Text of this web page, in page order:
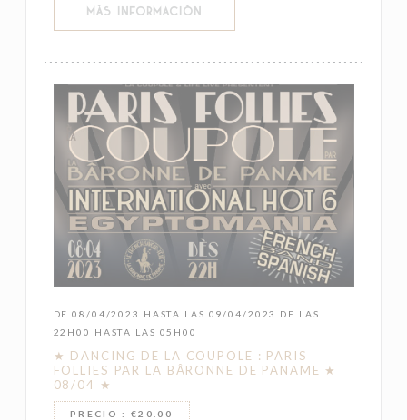
MÁS INFORMACIÓN
DE 08/04/2023 HASTA LAS 09/04/2023 DE LAS
22H00 HASTA LAS 05H00
★ DANCING DE LA COUPOLE : PARIS
FOLLIES PAR LA BÂRONNE DE PANAME ★
08/04 ★
PRECIO : €20.00